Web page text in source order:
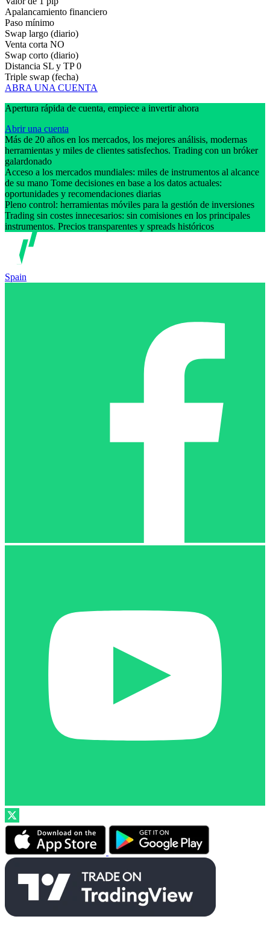
Apalancamiento financiero
Paso mínimo
Swap largo (diario)
Venta corta NO
Swap corto (diario)
Distancia SL y TP 0
Triple swap (fecha)
ABRA UNA CUENTA
Apertura rápida de cuenta, empiece a invertir ahora
Abrir una cuenta
Más de 20 años en los mercados, los mejores análisis, modernas
herramientas y miles de clientes satisfechos. Trading con un bróker
galardonado
Acceso a los mercados mundiales: miles de instrumentos al alcance
de su mano Tome decisiones en base a los datos actuales:
oportunidades y recomendaciones diarias
Pleno control: herramientas móviles para la gestión de inversiones
Trading sin costes innecesarios: sin comisiones en los principales
instrumentos. Precios transparentes y spreads históricos
Spain